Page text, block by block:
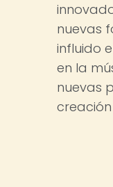
nuevas
influido
en la
nuevas